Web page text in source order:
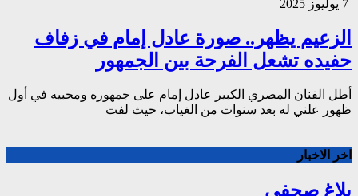
الزعيم يظهر.. صورة عادل إمام في زفاف
حفيده تشعل الفرحة بين الجمهور
أطل الفنان المصري الكبير عادل إمام على جمهوره ومحبيه في أول
ظهور علني له بعد سنوات من الغياب، حيث لفت
اخر الاخبار
بلاغ صحفي